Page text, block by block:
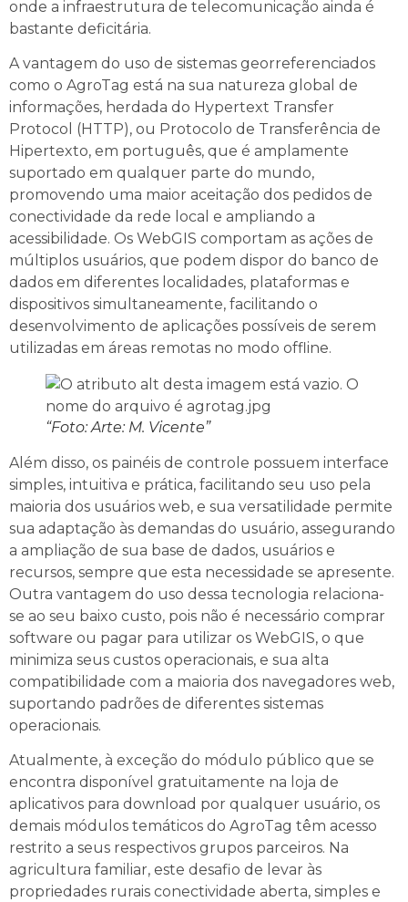
onde a infraestrutura de telecomunicação ainda é
bastante deficitária.
A vantagem do uso de sistemas georreferenciados
como o AgroTag está na sua natureza global de
informações, herdada do Hypertext Transfer
Protocol (HTTP), ou Protocolo de Transferência de
Hipertexto, em português, que é amplamente
suportado em qualquer parte do mundo,
promovendo uma maior aceitação dos pedidos de
conectividade da rede local e ampliando a
acessibilidade. Os WebGIS comportam as ações de
múltiplos usuários, que podem dispor do banco de
dados em diferentes localidades, plataformas e
dispositivos simultaneamente, facilitando o
desenvolvimento de aplicações possíveis de serem
utilizadas em áreas remotas no modo offline.
“Foto: Arte: M. Vicente”
Além disso, os painéis de controle possuem interface
simples, intuitiva e prática, facilitando seu uso pela
maioria dos usuários web, e sua versatilidade permite
sua adaptação às demandas do usuário, assegurando
a ampliação de sua base de dados, usuários e
recursos, sempre que esta necessidade se apresente.
Outra vantagem do uso dessa tecnologia relaciona-
se ao seu baixo custo, pois não é necessário comprar
software ou pagar para utilizar os WebGIS, o que
minimiza seus custos operacionais, e sua alta
compatibilidade com a maioria dos navegadores web,
suportando padrões de diferentes sistemas
operacionais.
Atualmente, à exceção do módulo público que se
encontra disponível gratuitamente na loja de
aplicativos para download por qualquer usuário, os
demais módulos temáticos do AgroTag têm acesso
restrito a seus respectivos grupos parceiros. Na
agricultura familiar, este desafio de levar às
propriedades rurais conectividade aberta, simples e